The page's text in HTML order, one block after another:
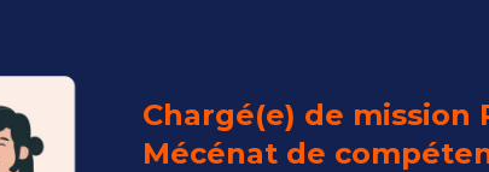
Chargé(e) de mission
Mécénat de